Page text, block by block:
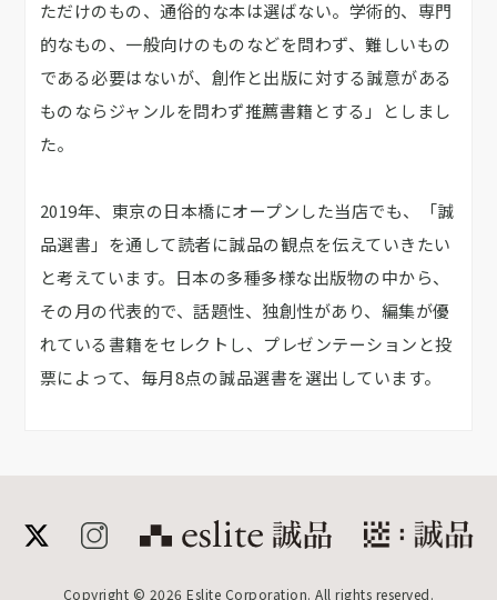
ただけのもの、通俗的な本は選ばない。学術的、専門
的なもの、一般向けのものなどを問わず、難しいもの
である必要はないが、創作と出版に対する誠意がある
ものならジャンルを問わず推薦書籍とする」としまし
た。
2019年、東京の日本橋にオープンした当店でも、「誠
品選書」を通して読者に誠品の観点を伝えていきたい
と考えています。日本の多種多様な出版物の中から、
その月の代表的で、話題性、独創性があり、編集が優
れている書籍をセレクトし、プレゼンテーションと投
票によって、毎月8点の誠品選書を選出しています。
Copyright © 2026 Eslite Corporation. All rights reserved.